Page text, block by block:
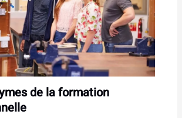
de la formation